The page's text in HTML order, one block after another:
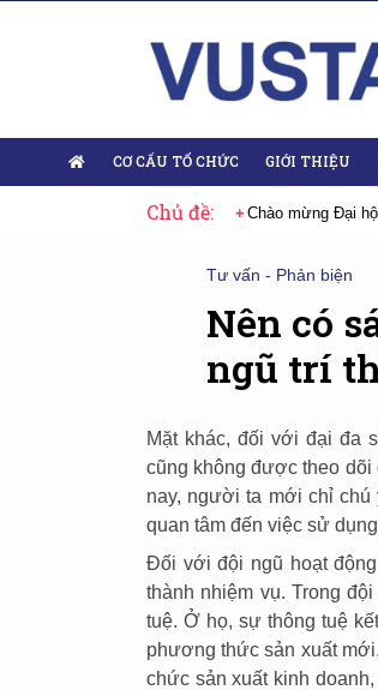
CƠ CẤU TỔ CHỨC GIỚI THIỆU
Chủ đề:
hội lần thứ XIV của Đảng Chào mừng Đại
Tư vấn - Phản biện
Nên có
ngũ trí
Mặt khác, đối với đại đa
cũng không được theo dõi
nay, người ta mới chỉ chú
quan tâm đến việc sử
Đối với đội ngũ hoạt
thành nhiệm vụ. Trong
tuệ. Ở họ, sự thông tuệ
phương thức sản xuất
chức sản xuất kinh